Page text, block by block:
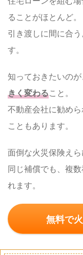
ることがほとんど。
引き渡しに間に合
す。
知っておきたいのが
きく変わること。
不動産会社に勧め
こともあります。
面倒な火災保険え
同じ補償でも、複
れます。
無料で